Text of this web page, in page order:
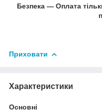
Безпека — Оплата
Приховати
Характеристики
Основні